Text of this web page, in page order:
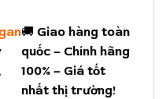
🚚 Giao hàng toàn
quốc – Chính hãng
100% – Giá tốt
nhất thị trường!